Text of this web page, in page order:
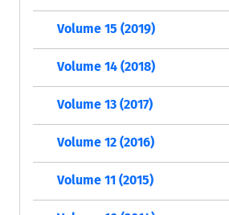
Volume 15 (2019)
Volume 14 (2018)
Volume 13 (2017)
Volume 12 (2016)
Volume 11 (2015)